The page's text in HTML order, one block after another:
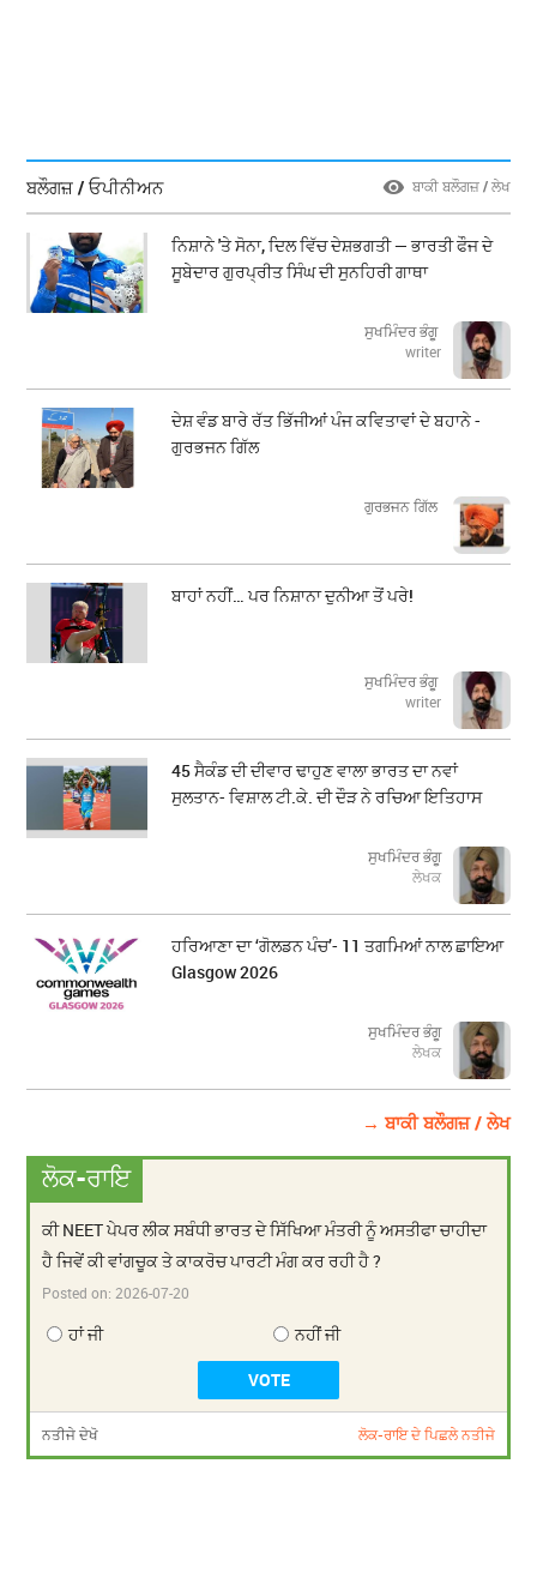
ਬਲੌਗਜ਼ / ਓਪੀਨੀਅਨ ਬਾਕੀ ਬਲੌਗਜ਼ / ਲੇਖ
ਨਿਸ਼ਾਨੇ 'ਤੇ ਸੋਨਾ, ਦਿਲ ਵਿੱਚ ਦੇਸ਼ਭਗਤੀ — ਭਾਰਤੀ ਫੌਜ ਦੇ
ਸੂਬੇਦਾਰ ਗੁਰਪ੍ਰੀਤ ਸਿੰਘ ਦੀ ਸੁਨਹਿਰੀ ਗਾਥਾ
ਸੁਖਮਿੰਦਰ ਭੰਗੂ
writer
ਦੇਸ਼ ਵੰਡ ਬਾਰੇ ਰੱਤ ਭਿੱਜੀਆਂ ਪੰਜ ਕਵਿਤਾਵਾਂ ਦੇ ਬਹਾਨੇ -
ਗੁਰਭਜਨ ਗਿੱਲ
​​​​​​​ਗੁਰਭਜਨ ਗਿੱਲ
ਬਾਹਾਂ ਨਹੀਂ… ਪਰ ਨਿਸ਼ਾਨਾ ਦੁਨੀਆ ਤੋਂ ਪਰੇ!
ਸੁਖਮਿੰਦਰ ਭੰਗੂ
writer
45 ਸੈਕੰਡ ਦੀ ਦੀਵਾਰ ਢਾਹੁਣ ਵਾਲਾ ਭਾਰਤ ਦਾ ਨਵਾਂ
ਸੁਲਤਾਨ- ਵਿਸ਼ਾਲ ਟੀ.ਕੇ. ਦੀ ਦੌੜ ਨੇ ਰਚਿਆ ਇਤਿਹਾਸ
ਸੁਖਮਿੰਦਰ ਭੰਗੂ
ਲੇਖਕ
ਹਰਿਆਣਾ ਦਾ ‘ਗੋਲਡਨ ਪੰਚ’- 11 ਤਗਮਿਆਂ ਨਾਲ ਛਾਇਆ
Glasgow 2026
ਸੁਖਮਿੰਦਰ ਭੰਗੂ
ਲੇਖਕ
→ ਬਾਕੀ ਬਲੌਗਜ਼ / ਲੇਖ
ਲੋਕ-ਰਾਇ
ਕੀ NEET ਪੇਪਰ ਲੀਕ ਸਬੰਧੀ ਭਾਰਤ ਦੇ ਸਿੱਖਿਆ ਮੰਤਰੀ ਨੂੰ ਅਸਤੀਫਾ ਚਾਹੀਦਾ
ਹੈ ਜਿਵੇਂ ਕੀ ਵਾਂਗਚੂਕ ਤੇ ਕਾਕਰੋਚ ਪਾਰਟੀ ਮੰਗ ਕਰ ਰਹੀ ਹੈ ?
Posted on:2026-07-20
ਹਾਂ ਜੀ ਨਹੀਂ ਜੀ
ਨਤੀਜੇ ਦੇਖੋ ਲੋਕ-ਰਾਇ ਦੇ ਪਿਛਲੇ ਨਤੀਜੇ